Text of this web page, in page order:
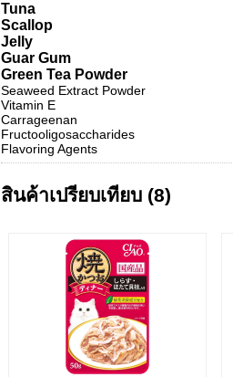
Tuna
Scallop
Jelly
Guar Gum
Green Tea Powder
Seaweed Extract Powder
Vitamin E
Carrageenan
Fructooligosaccharides
Flavoring Agents
สินค้าเปรียบเทียบ (8)